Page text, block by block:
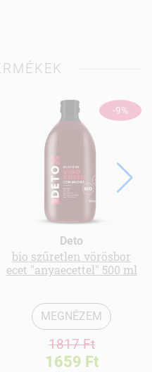
-9%
Deto
bio szűretlen vörösbor
ecet "anyaecettel" 500 ml
MEGNÉZEM
1817 Ft
1659 Ft